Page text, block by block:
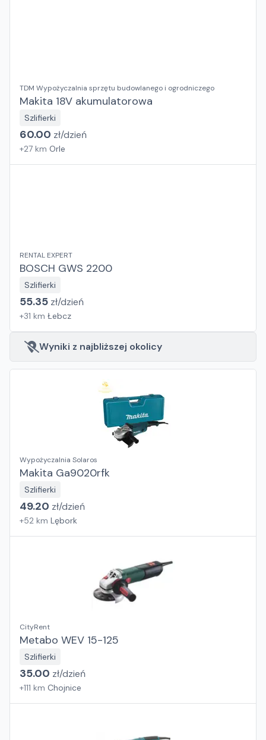
TDM Wypożyczalnia sprzętu budowlanego i ogrodniczego
Makita 18V akumulatorowa
Szlifierki
60.00 zł/dzień
+27 km Orle
RENTAL EXPERT
BOSCH GWS 2200
Szlifierki
55.35 zł/dzień
+31 km Łebcz
Wyniki z najbliższej okolicy
Wypożyczalnia Solaros
Makita Ga9020rfk
Szlifierki
49.20 zł/dzień
+52 km Lębork
CityRent
Metabo WEV 15-125
Szlifierki
35.00 zł/dzień
+111 km Chojnice